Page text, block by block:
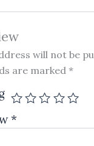
will not be
are marked*
*